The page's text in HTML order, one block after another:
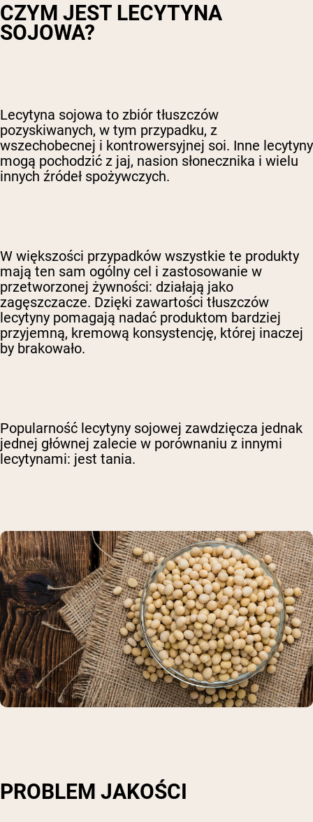
CZYM JEST LECYTYNA
SOJOWA?
Lecytyna sojowa to zbiór tłuszczów
pozyskiwanych, w tym przypadku, z
wszechobecnej i kontrowersyjnej soi. Inne lecytyny
mogą pochodzić z jaj, nasion słonecznika i wielu
innych źródeł spożywczych.
W większości przypadków wszystkie te produkty
mają ten sam ogólny cel i zastosowanie w
przetworzonej żywności: działają jako
zagęszczacze. Dzięki zawartości tłuszczów
lecytyny pomagają nadać produktom bardziej
przyjemną, kremową konsystencję, której inaczej
by brakowało.
Popularność lecytyny sojowej zawdzięcza jednak
jednej głównej zalecie w porównaniu z innymi
lecytynami: jest tania.
PROBLEM JAKOŚCI